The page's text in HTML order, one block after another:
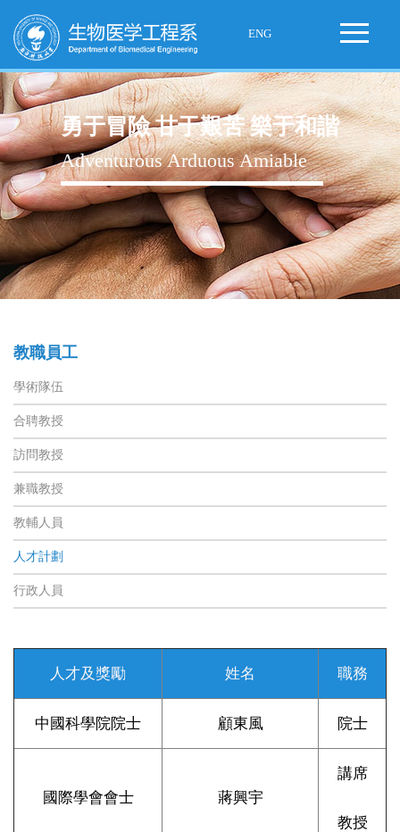
ENG
勇于冒險 甘于艱苦 樂于和諧
Adventurous Arduous Amiable
教職員工
學術隊伍
合聘教授
訪問教授
兼職教授
教輔人員
人才計劃
行政人員
人才及獎勵 姓名 職務
中國科學院院士 顧東風 院士
國際學會會士 蔣興宇
講席
教授